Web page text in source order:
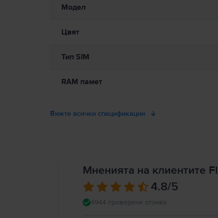
надраскване на повърхността на iPhone, препоръчва се
(например избягвайте слушането на музика със слушалки,
наранявания или повреда на iPhone или друга
Модел
Цвят
Тип SIM
RAM памет
Вижте всички спецификации
Мненията на клиентите
4.8/5
4944 проверени отзива